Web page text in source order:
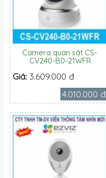
Camera quan sát CS-
CV240-B0-21WFR
Giá: 3.609.000 đ
4.010.000 đ